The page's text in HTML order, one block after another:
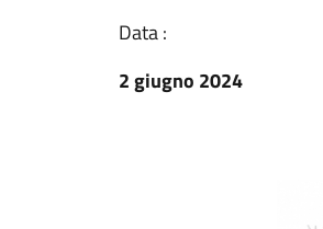
Data :
2 giugno 2024